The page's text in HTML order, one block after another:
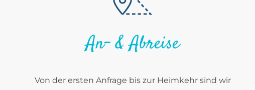
An- & Abreise
Von der ersten Anfrage bis zur Heimkehr sind wir